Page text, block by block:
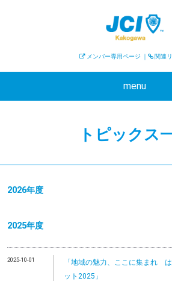
メンバー専用ページ ｜ 関連
menu
トピックス
2026年度
2025年度
2025-10-01
「地域の魅力、ここに集まれ
ット2025」